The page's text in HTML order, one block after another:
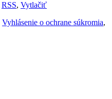
RSS, Vytlačiť
Vyhlásenie o ochrane súkromia,